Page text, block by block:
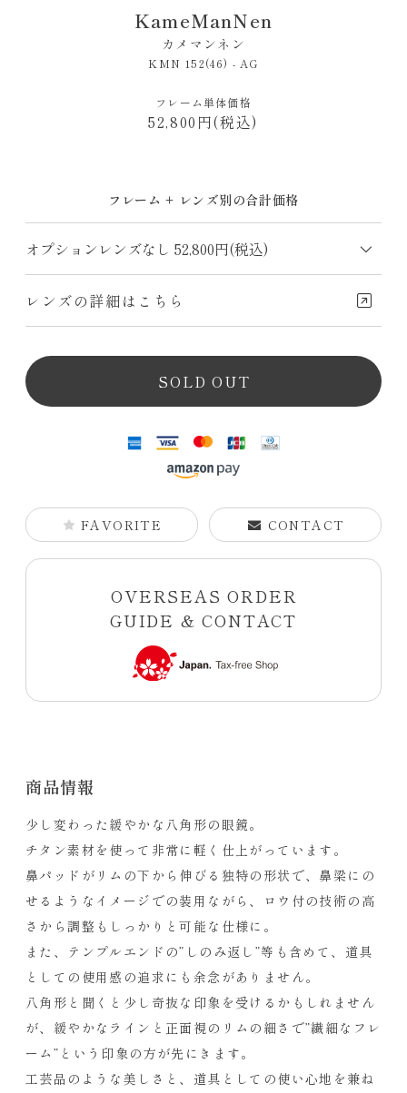
KameManNen
カメマンネン
KMN 152(46) - AG
フレーム単体価格
52,800円(税込)
フレーム + レンズ別の合計価格
レンズの詳細はこちら
SOLD OUT
FAVORITE CONTACT
OVERSEAS ORDER
GUIDE & CONTACT
商品情報
少し変わった緩やかな八角形の眼鏡。
チタン素材を使って非常に軽く仕上がっています。
鼻パッドがリムの下から伸びる独特の形状で、鼻梁にの
せるようなイメージでの装用ながら、ロウ付の技術の高
さから調整もしっかりと可能な仕様に。
また、テンプルエンドの”しのみ返し”等も含めて、道具
としての使用感の追求にも余念がありません。
八角形と聞くと少し奇抜な印象を受けるかもしれません
が、緩やかなラインと正面視のリムの細さで”繊細なフレ
ーム”という印象の方が先にきます。
工芸品のような美しさと、道具としての使い心地を兼ね